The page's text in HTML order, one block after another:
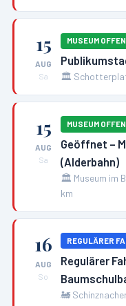
15
AUG
Sa
MUSEUM OFFEN
🏛️
15
AUG
Sa
MUSEUM OFFEN
Geöffnet –
(Alderbahn)
🏛️ Museum im
km
16
AUG
So
REGULÄRER
Regulärer
🚂